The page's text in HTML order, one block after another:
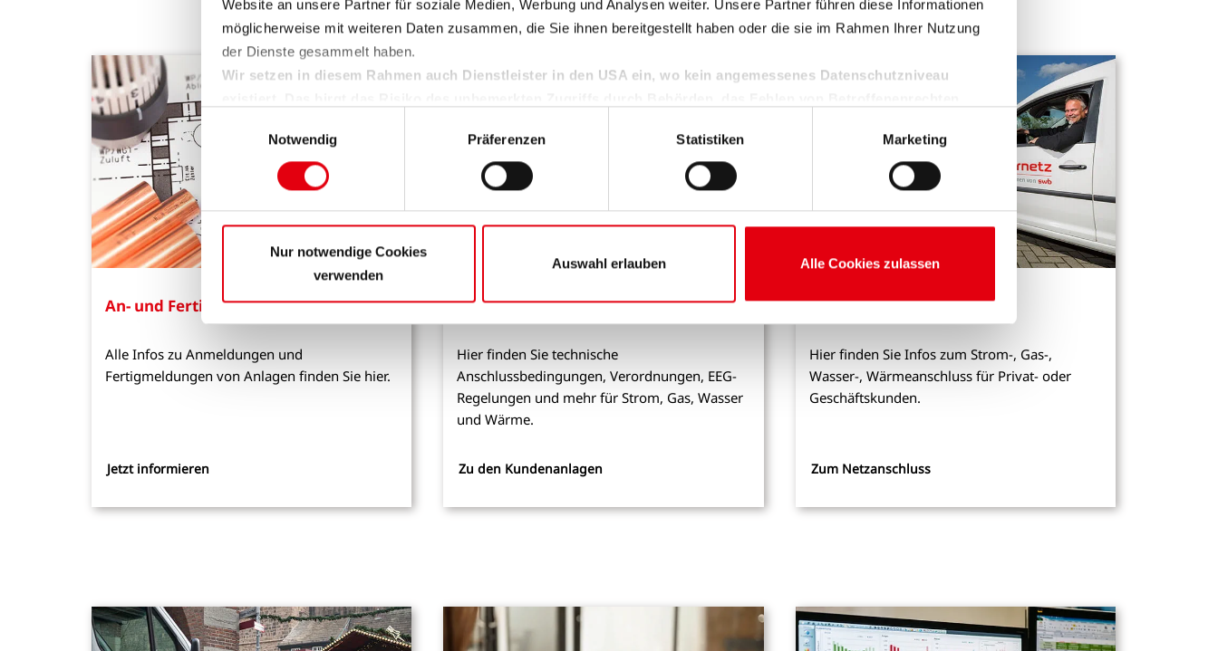
Website an unsere Partner für soziale Medien, Werbung und Analysen weiter. Unsere Partner führen diese Informationen
möglicherweise mit weiteren Daten zusammen, die Sie ihnen bereitgestellt haben oder die sie im Rahmen Ihrer Nutzung
der Dienste gesammelt haben.
Wir setzen in diesem Rahmen auch Dienstleister in den USA ein, wo kein angemessenes Datenschutzniveau
Weitere Informationen finden Sie unter "Details" sowie in unserer Datenschutzerklärung. Ihre Einwilligung ist freiwillig und
Sie können sie jederzeit für die Zukunft widerrufen oder ändern. Sofern Sie Ihre Einwilligung nicht erteilen, beschränken
wir den Einsatz der Cookies auf das notwendige Minimum, um die Seite betreiben zu können.
Einwilligungsauswahl
Notwendig
Präferenzen Statistiken Marketing
Nur notwendige Cookies
verwenden
Auswahl erlauben Alle Cookies zulassen
An- und Fertigmeldungen
Alle Infos zu Anmeldungen und
Fertigmeldungen von Anlagen finden Sie hier.
Jetzt informieren
Infos & Downloads zu Kundenanlagen
Hier finden Sie technische
Anschlussbedingungen, Verordnungen, EEG-
Regelungen und mehr für Strom, Gas, Wasser
und Wärme.
Zu den Kundenanlagen
Netzanschluss
Hier finden Sie Infos zum Strom-, Gas-,
Wasser-, Wärmeanschluss für Privat- oder
Geschäftskunden.
Zum Netzanschluss